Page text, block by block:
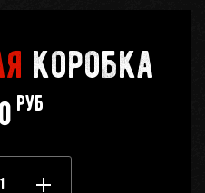
коробка
руб